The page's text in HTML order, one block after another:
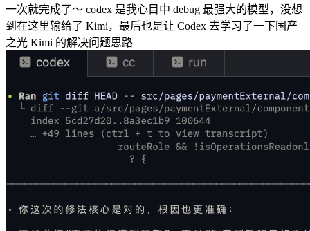
一次就完成了～ codex 是我心目中 debug 最强大的模型，没想
到在这里输给了 Kimi，最后也是让 Codex 去学习了一下国产
之光 Kimi 的解决问题思路